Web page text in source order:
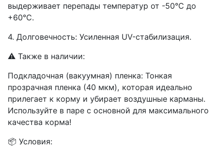
выдерживает перепады температур от -50°C до
+60°C.
4. Долговечность: Усиленная UV-стабилизация.
⚠️ Также в наличии:
Подкладочная (вакуумная) пленка: Тонкая
прозрачная пленка (40 мкм), которая идеально
прилегает к корму и убирает воздушные карманы.
Используйте в паре с основной для максимального
качества корма!
📦 Условия: